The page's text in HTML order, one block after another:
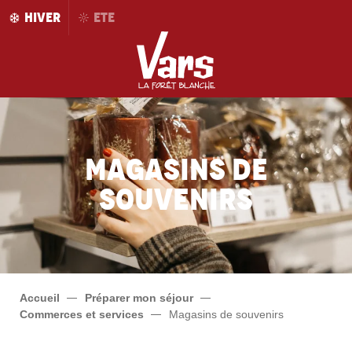
AllerHIVER ETE
Magasins de
souvenirs
Accueil
Préparer mon séjour
Commerces et services
Magasins de souvenirs